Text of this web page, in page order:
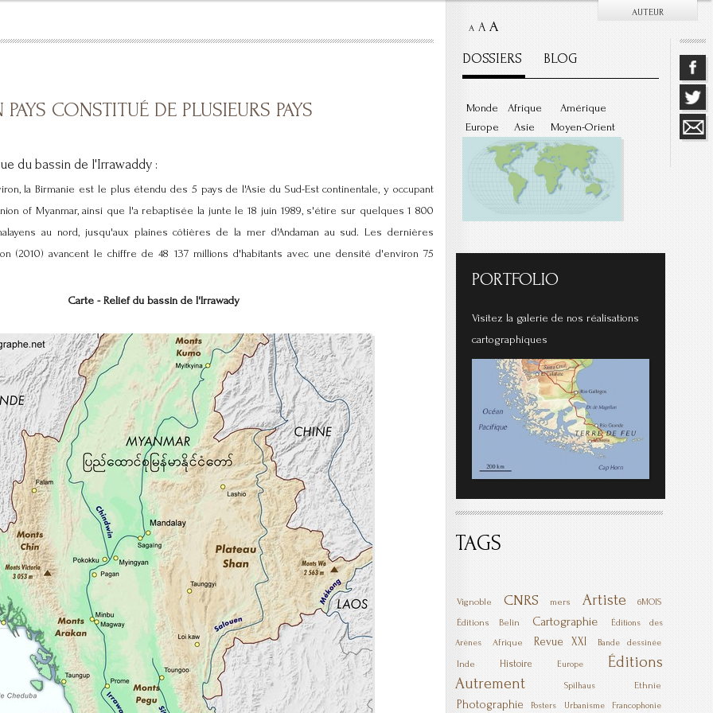
AUTEUR
CONSTITUÉ DE PLUSIEURS PAYS
du bassin de l'Irrawaddy :
la Birmanie est le plus étendu des 5 pays de l'Asie du Sud-Est continentale, y occupant
of Myanmar, ainsi que l'a rebaptisée la junte le 18 juin 1989, s'étire sur quelques 1 800
au nord, jusqu'aux plaines côtières de la mer d'Andaman au sud. Les dernières
(2010) avancent le chiffre de 48 137 millions d'habitants avec une densité d'environ 75
Carte - Relief du bassin de l'Irrawady
A A A
DOSSIERS BLOG
Monde
Europe
Afrique
Asie
Amérique
Moyen-Orient
PORTFOLIO
Visitez la galerie de nos réalisations
cartographiques
TAGS
Vignoble CNRS mers Artiste
6MOIS
Éditions Belin
Cartographie Éditions des
Arènes Afrique Revue XXI Bande dessinée
Inde Histoire Europe
Éditions
Autrement
Spilhaus Ethnie
Photographie Posters Urbanisme Francophonie